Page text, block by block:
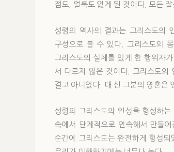
점도, 얼룩도 없게 된 것이다. 모든
성령의 역사의 결과는 그리스도의
구성으로 볼 수 있다. 그리스도의
그리스도의 실체를 있게 한 행위자
서 다르지 않은 것이다. 그리스도의
결코 아니었다. 대 신 그분의 영혼은
성령의 그리스도의 인성을 형성하
속에서 단계적으로 연속해서 만들
순간에 그리스도는 완전하게 형성